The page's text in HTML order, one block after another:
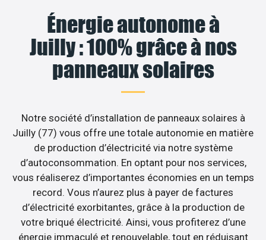
Énergie autonome à
Juilly : 100% grâce à nos
panneaux solaires
Notre société d’installation de panneaux solaires à
Juilly (77) vous offre une totale autonomie en matière
de production d’électricité via notre système
d’autoconsommation. En optant pour nos services,
vous réaliserez d’importantes économies en un temps
record. Vous n’aurez plus à payer de factures
d’électricité exorbitantes, grâce à la production de
votre briqué électricité. Ainsi, vous profiterez d’une
énergie immaculé et renouvelable, tout en réduisant